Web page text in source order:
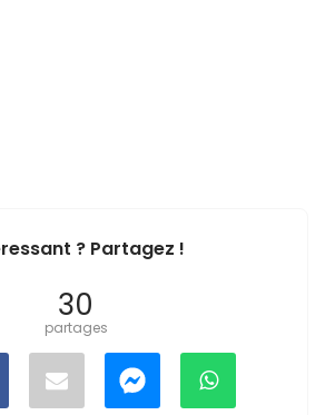
? Partagez !
30
partages